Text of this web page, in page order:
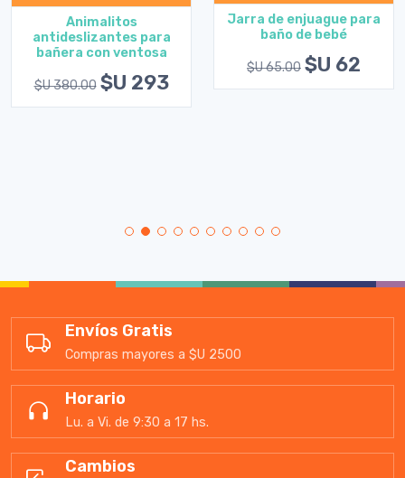
Animalitos
antideslizantes para
bañera con ventosa
$U 380.00 $U 293
Jarra de enjuague para
baño de bebé
$U 65.00 $U 62
Envíos Gratis
Compras mayores a $U 2500
Horario
Lu. a Vi. de 9:30 a 17 hs.
Cambios